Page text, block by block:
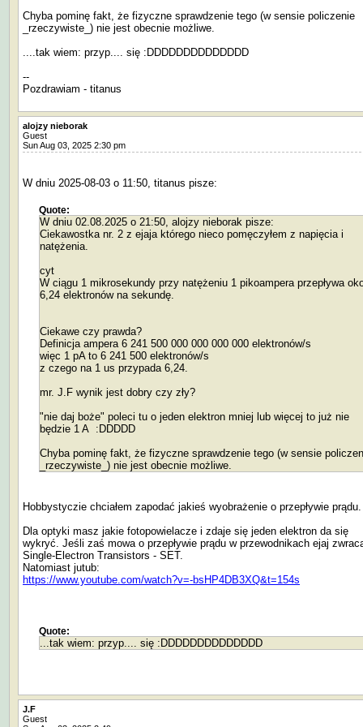
Chyba pominę fakt, że fizyczne sprawdzenie tego (w sensie policzenie
_rzeczywiste_) nie jest obecnie możliwe.
....tak wiem: przyp.... się :DDDDDDDDDDDDDD
--
Pozdrawiam - titanus
alojzy nieborak
Guest
Sun Aug 03, 2025 2:30 pm
W dniu 2025-08-03 o 11:50, titanus pisze:
Quote:
W dniu 02.08.2025 o 21:50, alojzy nieborak pisze:
Ciekawostka nr. 2 z ejaja którego nieco pomęczyłem z napięcia i
natężenia.
cyt
W ciągu 1 mikrosekundy przy natężeniu 1 pikoampera przepływa
6,24 elektronów na sekundę.
Ciekawe czy prawda?
Definicja ampera 6 241 500 000 000 000 000 elektronów/s
więc 1 pA to 6 241 500 elektronów/s
z czego na 1 us przypada 6,24.
mr. J.F wynik jest dobry czy zły?
"nie daj boże" poleci tu o jeden elektron mniej lub więcej to już nie
będzie 1 A :DDDDD
Chyba pominę fakt, że fizyczne sprawdzenie tego (w sensie
_rzeczywiste_) nie jest obecnie możliwe.
Hobbystyczie chciałem zapodać jakieś wyobrażenie o przepływie prądu.
Dla optyki masz jakie fotopowielacze i zdaje się jeden elektron da się
wykryć. Jeśli zaś mowa o przepływie prądu w przewodnikach ejaj
Single-Electron Transistors - SET.
Natomiast jutub:
https://www.youtube.com/watch?v=-bsHP4DB3XQ&t=154s
Quote:
...tak wiem: przyp.... się :DDDDDDDDDDDDDD
J.F
Guest